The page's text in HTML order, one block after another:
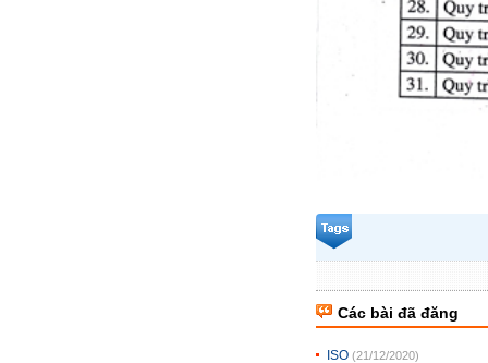
Các bài đã đăng
ISO (21/12/2020)